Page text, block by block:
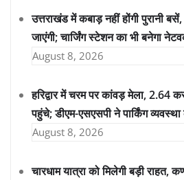
उत्तराखंड में कबाड़ नहीं होंगी पुरानी
जाएंगी; चार्जिंग स्टेशन का भी बनेगा
August 8, 2026
हरिद्वार में चरम पर कांवड़ मेला, 2.64
पहुंचे; डीएम-एसएसपी ने पार्किंग
August 8, 2026
चारधाम यात्रा को मिलेगी बड़ी राहत,